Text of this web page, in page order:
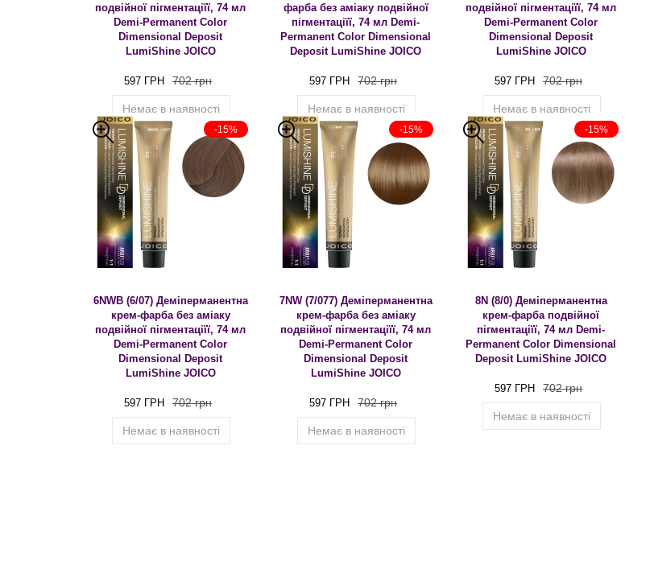
подвійної пігментаціїї, 74 мл
Demi-Permanent Color
Dimensional Deposit
LumiShine JOICO
597 ГРН 702 грн
Немає в наявності
фарба без аміаку подвійної
пігментаціїї, 74 мл Demi-
Permanent Color Dimensional
Deposit LumiShine JOICO
597 ГРН 702 грн
Немає в наявності
подвійної пігментаціїї, 74 мл
Demi-Permanent Color
Dimensional Deposit
LumiShine JOICO
597 ГРН 702 грн
Немає в наявності
-15%
6NWB (6/07) Деміперманентна
крем-фарба без аміаку
подвійної пігментаціїї, 74 мл
Demi-Permanent Color
Dimensional Deposit
LumiShine JOICO
597 ГРН 702 грн
Немає в наявності
-15%
7NW (7/077) Деміперманентна
крем-фарба без аміаку
подвійної пігментаціїї, 74 мл
Demi-Permanent Color
Dimensional Deposit
LumiShine JOICO
597 ГРН 702 грн
Немає в наявності
-15%
8N (8/0) Деміперманентна
крем-фарба подвійної
пігментаціїї, 74 мл Demi-
Permanent Color Dimensional
Deposit LumiShine JOICO
597 ГРН 702 грн
Немає в наявності